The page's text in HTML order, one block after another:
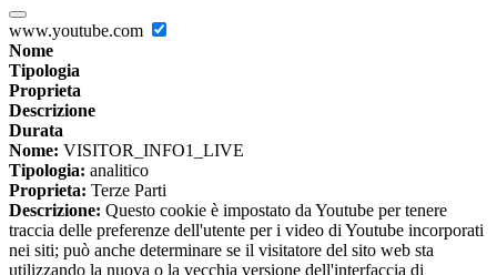
www.youtube.com
Nome
Tipologia
Proprieta
Descrizione
Durata
Nome: VISITOR_INFO1_LIVE
Tipologia: analitico
Proprieta: Terze Parti
Descrizione: Questo cookie è impostato da Youtube per tenere
traccia delle preferenze dell'utente per i video di Youtube incorporati
nei siti; può anche determinare se il visitatore del sito web sta
utilizzando la nuova o la vecchia versione dell'interfaccia di